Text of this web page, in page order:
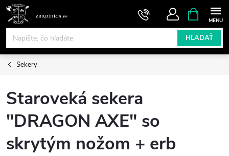
Prejsť
obsah
HĽADAŤ
KOŠÍK
Sekery
Staroveká sekera
"DRAGON AXE" so
skrytým nožom + erb